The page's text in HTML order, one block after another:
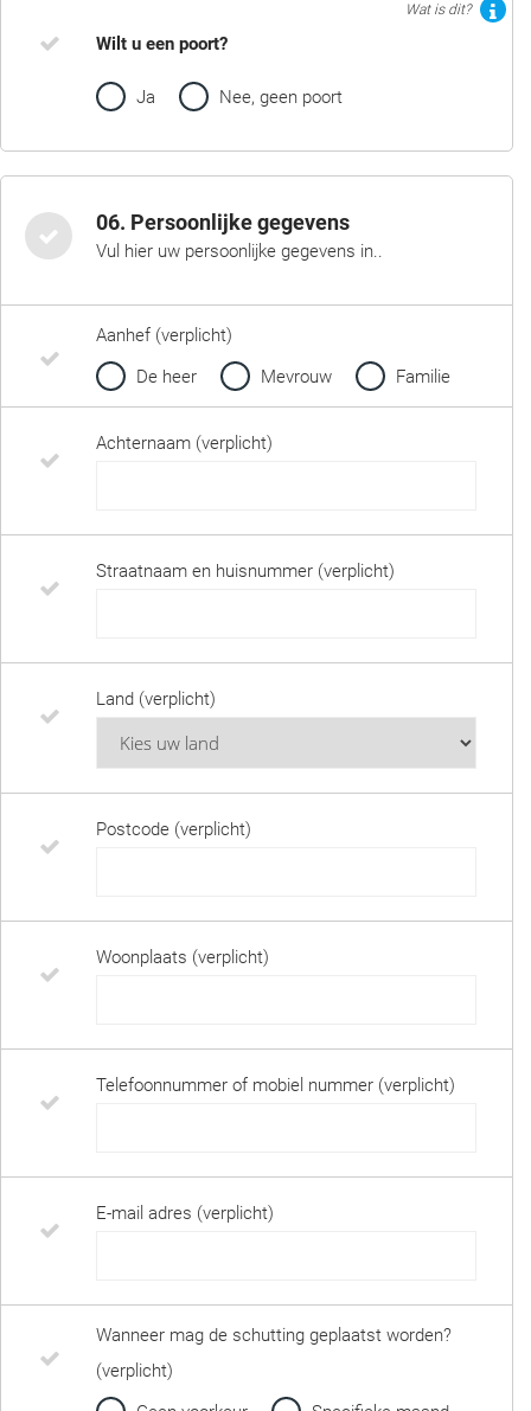
Wat is dit?
Wilt u een poort?
Ja Nee, geen poort
06. Persoonlijke gegevens
Vul hier uw persoonlijke gegevens in..
Aanhef (verplicht)
De heer
Mevrouw Familie
Achternaam (verplicht)
Straatnaam en huisnummer (verplicht)
Land (verplicht)
Postcode (verplicht)
Woonplaats (verplicht)
Telefoonnummer of mobiel nummer (verplicht)
E-mail adres (verplicht)
Wanneer mag de schutting geplaatst worden?
(verplicht)